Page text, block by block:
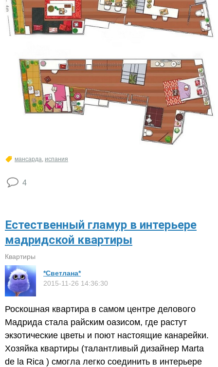
мансарда испания
4
Естественный гламур в интерьере
мадридской квартиры
Квартиры
*Светлана*
2015-11-26 14:36:30
Роскошная квартира в самом центре делового
Мадрида стала райским оазисом, где растут
экзотические цветы и поют настоящие канарейки.
Хозяйка квартиры (талантливый дизайнер Marta
de la Rica ) смогла легко соединить в интерьере